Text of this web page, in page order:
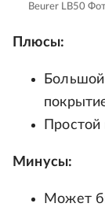
Beurer LB50
Плюсы:
Простой
Минусы:
Может